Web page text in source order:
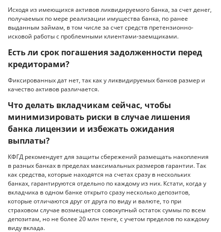
Исходя из имеющихся активов ликвидируемого банка, за счет денег,
получаемых по мере реализации имущества банка, по ранее
выданным займам, в том числе за счет средств претензионно-
исковой работы с проблемными клиентами-заемщиками.
Есть ли срок погашения задолженности перед
кредиторами?
Фиксированных дат нет, так как у ликвидируемых банков размер и
качество активов различается.
Что делать вкладчикам сейчас, чтобы
минимизировать риски в случае лишения
банка лицензии и избежать ожидания
выплаты?
КФГД рекомендует для защиты сбережений размещать накопления
в разных банках в пределах максимальных размеров гарантии. Так
как средства, которые находятся на счетах сразу в нескольких
банках, гарантируются отдельно по каждому из них. Кстати, когда у
вкладчика в одном банке открыто сразу несколько депозитов,
которые отличаются друг от друга по виду и валюте, то при
страховом случае возмещается совокупный остаток суммы по всем
депозитам, но не более 20 млн тенге, с учетом пределов по каждому
виду вклада.